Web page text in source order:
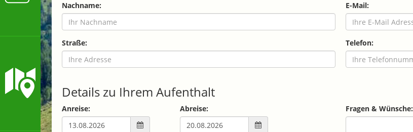
Nachname:
Straße:
E-Mail:
Telefon:
Details zu Ihrem Aufenthalt
Anreise: Abreise: Fragen & Wünsche: